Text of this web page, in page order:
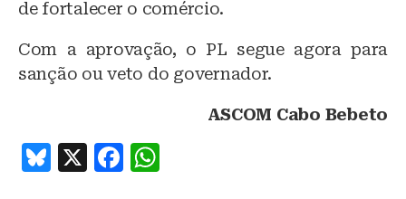
de fortalecer o comércio.
Com a aprovação, o PL segue agora para
sanção ou veto do governador.
ASCOM Cabo Bebeto
B
X
F